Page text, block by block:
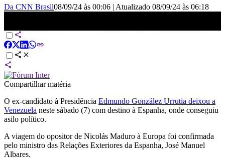
Da CNN Brasil08/09/24 às 00:06 | Atualizado 08/09/24 às 06:18
Compartilhar matéria
O ex-candidato à Presidência Edmundo González Urrutia deixou a
Venezuela neste sábado (7) com destino à Espanha, onde conseguiu
asilo político.
A viagem do opositor de Nicolás Maduro à Europa foi confirmada
pelo ministro das Relações Exteriores da Espanha, José Manuel
Albares.